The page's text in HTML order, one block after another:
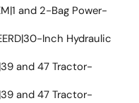
and 2-Bag Power-
Inch Hydraulic
and 47 Tractor-
and 47 Tractor-